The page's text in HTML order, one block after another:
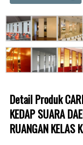
Detail Produk
KEDAP SUARA
RUANGAN KELAS